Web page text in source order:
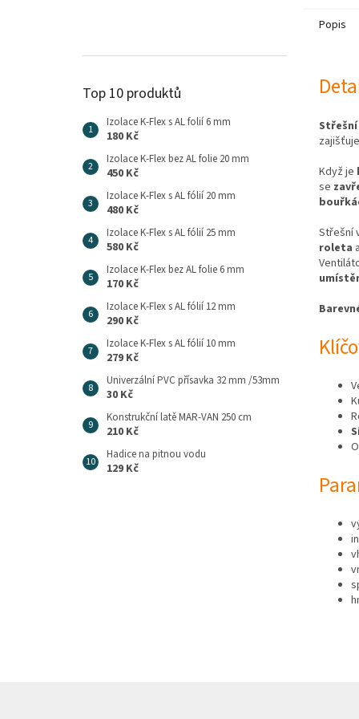
Top 10 produktů
Izolace K-Flex s AL folií 6 mm
180 Kč
Izolace K-Flex bez AL folie 20 mm
450 Kč
Izolace K-Flex s AL fólií 20 mm
480 Kč
Izolace K-Flex s AL fólií 25 mm
580 Kč
Izolace K-Flex bez AL folie 6 mm
170 Kč
Izolace K-Flex s AL fólií 12 mm
290 Kč
Izolace K-Flex s AL fólií 10 mm
279 Kč
Univerzální PVC přísavka 32 mm /53mm
30 Kč
Konstrukční latě MAR-VAN 250 cm
210 Kč
Hadice na pitnou vodu
129 Kč
Popis
zajišťuje
Když je
se
Střešní
roleta